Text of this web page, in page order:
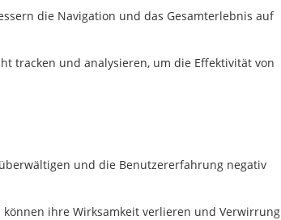
die Navigation und das Gesamterlebnis auf
tracken und analysieren, um die Effektivität von
und die Benutzererfahrung negativ
können ihre Wirksamkeit verlieren und Verwirrung